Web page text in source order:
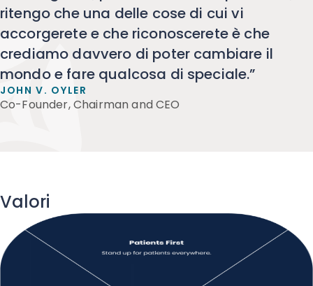
ritengo che una delle cose di cui vi
accorgerete e che riconoscerete è che
crediamo davvero di poter cambiare il
mondo e fare qualcosa di speciale.”
JOHN V. OYLER
Co-Founder, Chairman and CEO
Valori